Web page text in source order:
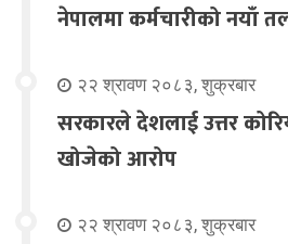
नेपालमा कर्मचारीको नयाँ
२२ श्रावण २०८३, शुक्रबार
सरकारले देशलाई उत्तर
खोजेको आरोप
२२ श्रावण २०८३, शुक्रबार